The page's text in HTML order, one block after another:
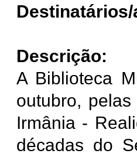
Destinatários/
Descrição:
A Biblioteca
outubro,
Irmânia -
décadas do